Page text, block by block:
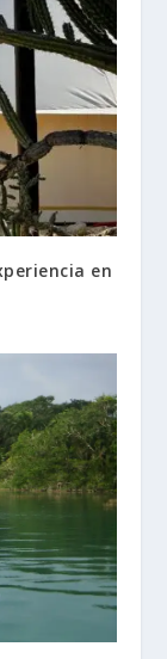
en